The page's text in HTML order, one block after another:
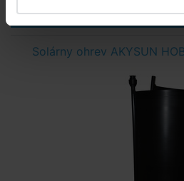
do
Solárny ohrev AKYSUN